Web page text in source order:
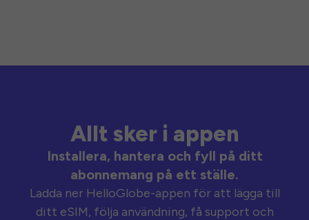
Allt sker i appen
Installera, hantera och fyll på ditt
abonnemang på ett ställe.
Ladda ner HelloGlobe-appen för att lägga till
ditt eSIM, följa användning, få support och